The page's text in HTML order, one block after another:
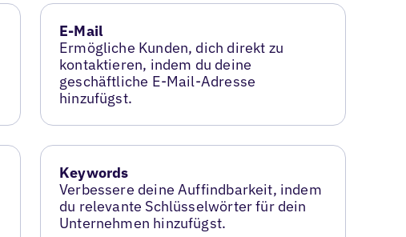
E-Mail
Ermögliche Kunden, dich direkt zu
kontaktieren, indem du deine
geschäftliche E-Mail-Adresse
hinzufügst.
Keywords
Verbessere deine Auffindbarkeit, indem
du relevante Schlüsselwörter für dein
Unternehmen hinzufügst.